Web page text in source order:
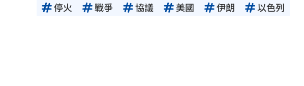
停火 戰爭 協議 美國 伊朗 以色列